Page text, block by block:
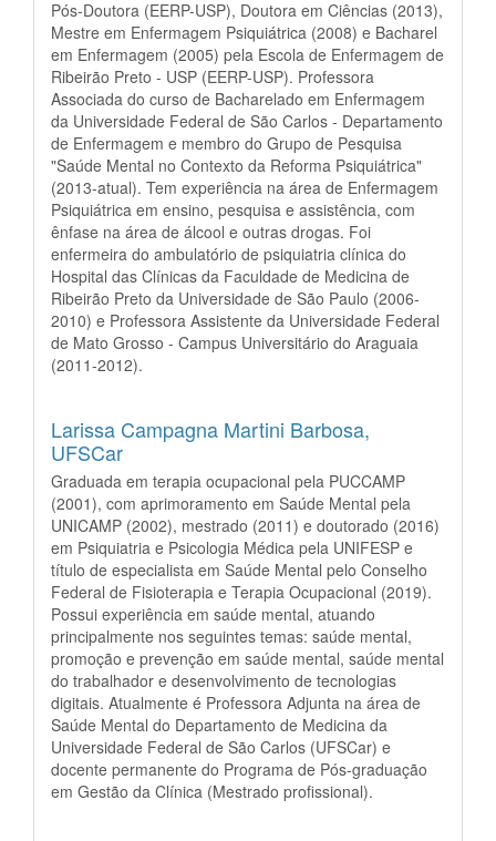
Pós-Doutora (EERP-USP), Doutora em Ciências (2013),
Mestre em Enfermagem Psiquiátrica (2008) e Bacharel
em Enfermagem (2005) pela Escola de Enfermagem de
Ribeirão Preto - USP (EERP-USP). Professora
Associada do curso de Bacharelado em Enfermagem
da Universidade Federal de São Carlos - Departamento
de Enfermagem e membro do Grupo de Pesquisa
"Saúde Mental no Contexto da Reforma Psiquiátrica"
(2013-atual). Tem experiência na área de Enfermagem
Psiquiátrica em ensino, pesquisa e assistência, com
ênfase na área de álcool e outras drogas. Foi
enfermeira do ambulatório de psiquiatria clínica do
Hospital das Clínicas da Faculdade de Medicina de
Ribeirão Preto da Universidade de São Paulo (2006-
2010) e Professora Assistente da Universidade Federal
de Mato Grosso - Campus Universitário do Araguaia
(2011-2012).
Larissa Campagna Martini Barbosa,
UFSCar
Graduada em terapia ocupacional pela PUCCAMP
(2001), com aprimoramento em Saúde Mental pela
UNICAMP (2002), mestrado (2011) e doutorado (2016)
em Psiquiatria e Psicologia Médica pela UNIFESP e
título de especialista em Saúde Mental pelo Conselho
Federal de Fisioterapia e Terapia Ocupacional (2019).
Possui experiência em saúde mental, atuando
principalmente nos seguintes temas: saúde mental,
promoção e prevenção em saúde mental, saúde mental
do trabalhador e desenvolvimento de tecnologias
digitais. Atualmente é Professora Adjunta na área de
Saúde Mental do Departamento de Medicina da
Universidade Federal de São Carlos (UFSCar) e
docente permanente do Programa de Pós-graduação
em Gestão da Clínica (Mestrado profissional).